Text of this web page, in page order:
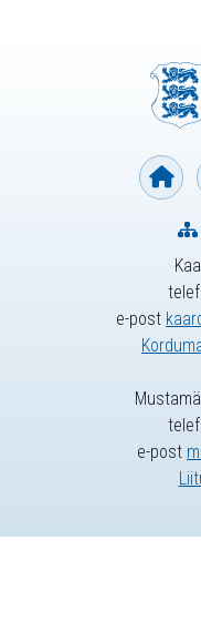
e-post
e-post